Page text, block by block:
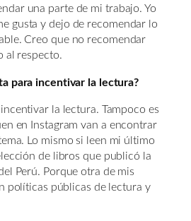
una parte de mi trabajo. Yo
gusta y dejo de recomendar lo
Creo que no recomendar
al respecto.
para incentivar la lectura?
la lectura. Tampoco es
en Instagram van a encontrar
Lo mismo si leen mi último
de libros que publicó la
Perú. Porque otra de mis
políticas públicas de lectura y